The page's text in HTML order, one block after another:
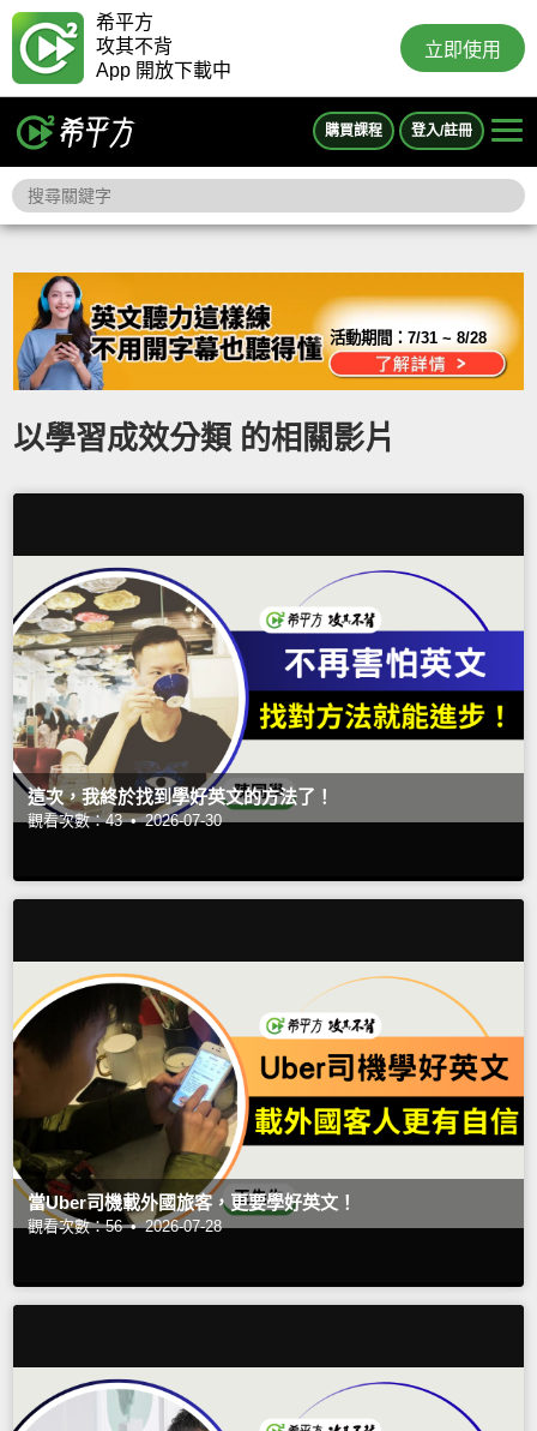
希平方
攻其不背
App 開放下載中
立即使用
購買課程 登入/註冊
活動期間：7/31 ~ 8/28
以學習成效分類 的相關影片
這次，我終於找到學好英文的方法了！
觀看次數：43 • 2026-07-30
當Uber司機載外國旅客，更要學好英文！
觀看次數：56 • 2026-07-28